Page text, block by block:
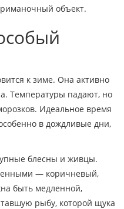
объект.
к зиме. Она активно
Температуры падают, но
Идеальное время
в дождливые дни,
блесны и живцы.
— коричневый,
быть медленной,
рыбу, которой щука